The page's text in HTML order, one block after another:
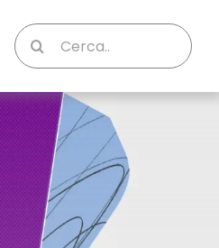
Cerca
per: